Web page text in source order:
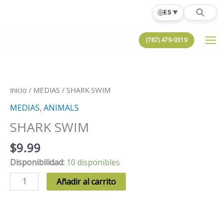
🌐ES▼
(787) 479-9319
Inicio / MEDIAS / SHARK SWIM
MEDIAS, ANIMALS
SHARK SWIM
$9.99
Disponibilidad: 10 disponibles
SHARK
SWIM
Añadir al carrito